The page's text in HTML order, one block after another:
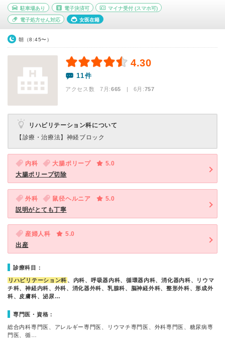
駐車場あり 電子決済可 マイナ受付 (スマホ可)
電子処方せん対応 女医在籍
朝（8:45〜）
4.30
11件
アクセス数 7月:665 | 6月:757
リハビリテーション科について
【診療・治療法】 神経ブロック
内科 大腸ポリープ
5.0
大腸ポリープ切除
外科 鼠径ヘルニア
5.0
説明がとても丁寧
産婦人科
5.0
出産
診療科目：
リハビリテーション科 、内科、呼吸器内科、循環器内科、消化器内科、リウマ
チ科、神経内科、外科、消化器外科、乳腺科、脳神経外科、整形外科、形成外
科、皮膚科、泌尿…
専門医・資格：
総合内科専門医、アレルギー専門医、リウマチ専門医、外科専門医、糖尿病専
門医、循…